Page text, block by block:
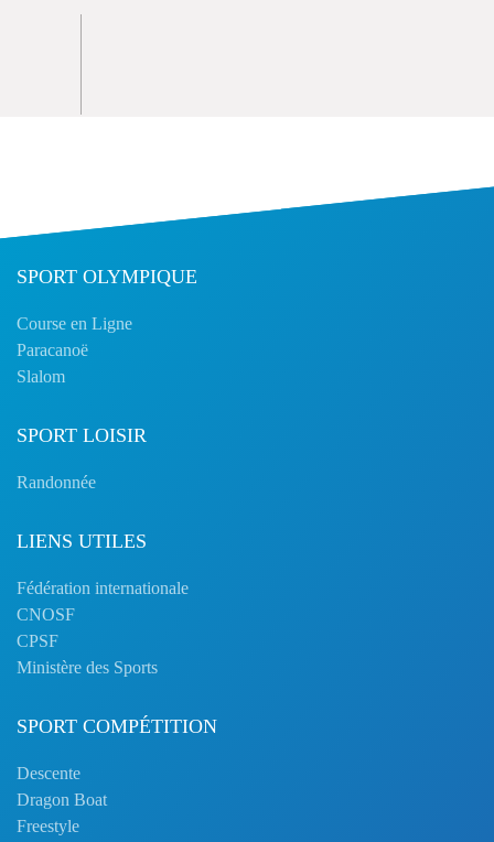
SPORT OLYMPIQUE
Course en Ligne
Paracanoë
Slalom
SPORT LOISIR
Randonnée
LIENS UTILES
Fédération internationale
CNOSF
CPSF
Ministère des Sports
SPORT COMPÉTITION
Descente
Dragon Boat
Freestyle